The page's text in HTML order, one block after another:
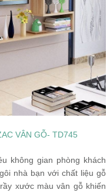
VÂN GỖ- TD745
không gian phòng khách
nhà bạn với chất liệu gỗ
xước màu vân gỗ khiến